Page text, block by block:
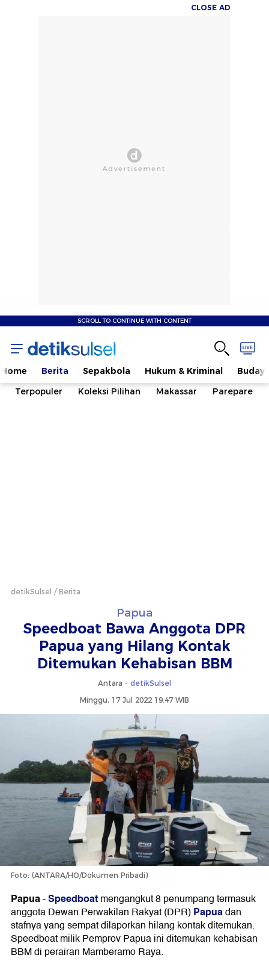
CLOSE AD
SCROLL TO CONTINUE WITH CONTENT
Home Berita Sepakbola Hukum & Kriminal
Terpopuler
Koleksi Pilihan Makassar Parepare
detikSulsel Berita
Papua
Speedboat Bawa Anggota DPR
Papua yang Hilang Kontak
Ditemukan Kehabisan BBM
Antara - detikSulsel
Minggu, 17 Jul 2022 19:47 WIB
Foto: (ANTARA/HO/Dokumen Pribadi)
Papua-Speedboatmengangkut 8 penumpang termasuk
anggota Dewan Perwakilan Rakyat (DPR)Papuadan
stafnya yang sempat dilaporkan hilang kontak ditemukan.
Speedboat milik Pemprov Papua ini ditemukan kehabisan
BBM di perairan Mamberamo Raya.